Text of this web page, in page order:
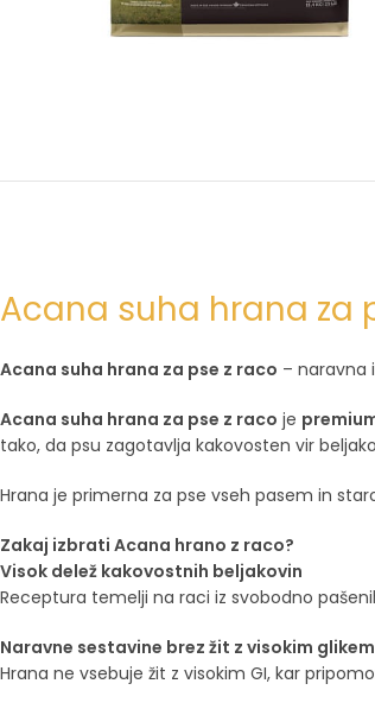
Acana suha hrana za
Acana suha hrana za pse z raco – naravna
Acana suha hrana za pse z raco je
tako, da psu zagotavlja kakovosten vir
Hrana je primerna za pse vseh pasem in
Zakaj izbrati Acana hrano z raco?
Visok delež kakovostnih beljakovin
Receptura temelji na raci iz svobodno
Naravne sestavine brez žit z visokim
Hrana ne vsebuje žit z visokim GI, kar